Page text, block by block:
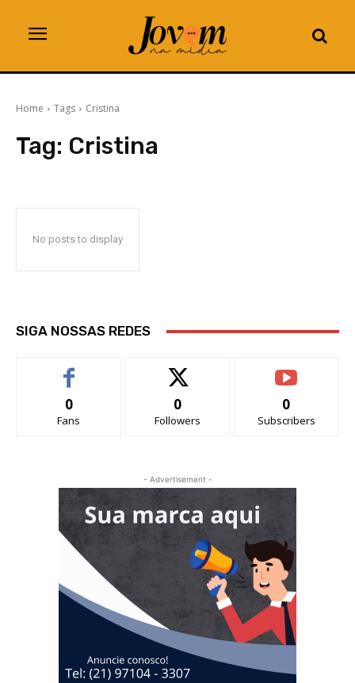
Home Tags Cristina
Tag: Cristina
No posts to display
SIGA NOSSAS REDES
0
Fans
0
Followers
0
Subscribers
- Advertisement -